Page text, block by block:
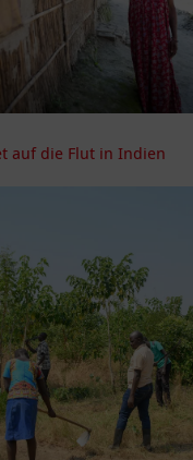
auf die Flut in Indien